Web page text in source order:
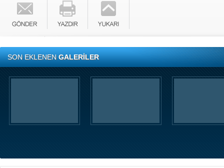
SON EKLENENGALERİLER